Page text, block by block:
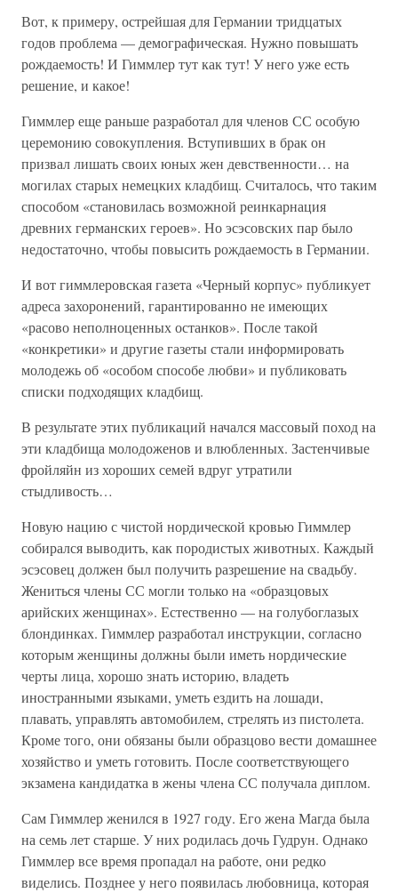
Вот, к примеру, острейшая для Германии тридцатых
годов проблема — демографическая. Нужно повышать
рождаемость! И Гиммлер тут как тут! У него уже есть
решение, и какое!
Гиммлер еще раньше разработал для членов СС особую
церемонию совокупления. Вступивших в брак он
призвал лишать своих юных жен девственности… на
могилах старых немецких кладбищ. Считалось, что таким
способом «становилась возможной реинкарнация
древних германских героев». Но эсэсовских пар было
недостаточно, чтобы повысить рождаемость в Германии.
И вот гиммлеровская газета «Черный корпус» публикует
адреса захоронений, гарантированно не имеющих
«расово неполноценных останков». После такой
«конкретики» и другие газеты стали информировать
молодежь об «особом способе любви» и публиковать
списки подходящих кладбищ.
В результате этих публикаций начался массовый поход на
эти кладбища молодоженов и влюбленных. Застенчивые
фройляйн из хороших семей вдруг утратили
стыдливость…
Новую нацию с чистой нордической кровью Гиммлер
собирался выводить, как породистых животных. Каждый
эсэсовец должен был получить разрешение на свадьбу.
Жениться члены СС могли только на «образцовых
арийских женщинах». Естественно — на голубоглазых
блондинках. Гиммлер разработал инструкции, согласно
которым женщины должны были иметь нордические
черты лица, хорошо знать историю, владеть
иностранными языками, уметь ездить на лошади,
плавать, управлять автомобилем, стрелять из пистолета.
Кроме того, они обязаны были образцово вести домашнее
хозяйство и уметь готовить. После соответствующего
экзамена кандидатка в жены члена СС получала диплом.
Сам Гиммлер женился в 1927 году. Его жена Магда была
на семь лет старше. У них родилась дочь Гудрун. Однако
Гиммлер все время пропадал на работе, они редко
виделись. Позднее у него появилась любовница, которая